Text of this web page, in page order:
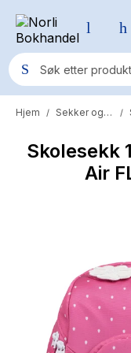
Populære søk
Pokemon
One piece
Fury Bound -
Elizabeth Strout
Hitster
Hypopressiv
Hjem / Sekker og skolesaker /
Skolesekk
Air